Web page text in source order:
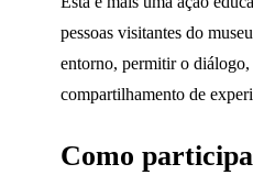
pessoas visitantes do
entorno, permitir o
compartilhamento de
Como